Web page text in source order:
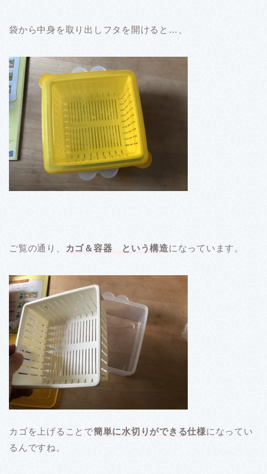
袋から中身を取り出しフタを開けると…、
ご覧の通り、 カゴ＆容器 という構造になっています。
カゴを上げることで簡単に水切りができる仕様になってい
るんですね。